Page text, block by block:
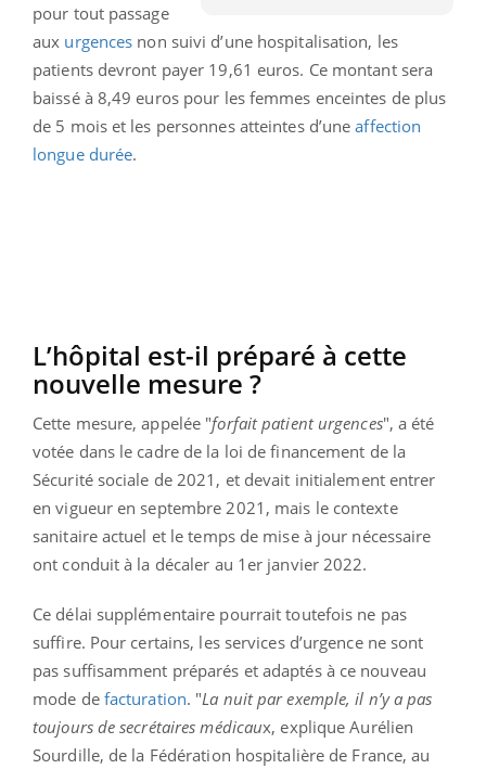
pour tout passage
aux urgences non suivi d’une hospitalisation, les
patients devront payer 19,61 euros. Ce montant sera
baissé à 8,49 euros pour les femmes enceintes de plus
de 5 mois et les personnes atteintes d’uneaffection
longue durée.
L’hôpital est-il préparé à cette
nouvelle mesure ?
Cette mesure, appelée "forfait patient urgences", a été
votée dans le cadre de la loi de financement de la
Sécurité sociale de 2021, et devait initialement entrer
en vigueur en septembre 2021, mais le contexte
sanitaire actuel et le temps de mise à jour nécessaire
ont conduit à la décaler au 1er janvier 2022.
Ce délai supplémentaire pourrait toutefois ne pas
suffire. Pour certains, les services d’urgence ne sont
pas suffisamment préparés et adaptés à ce nouveau
mode de facturation. "La nuit par exemple, il n’y a pas
toujours de secrétaires médicaux, explique Aurélien
Sourdille, de la Fédération hospitalière de France, au